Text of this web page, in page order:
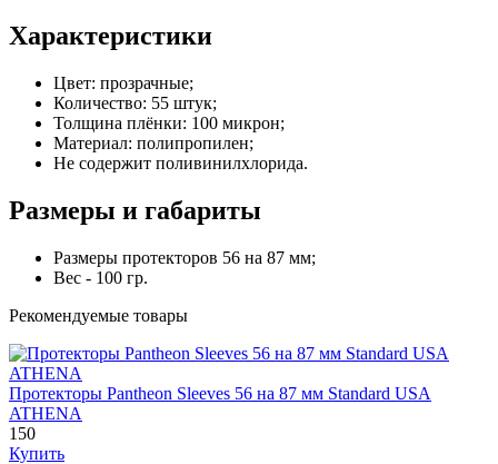
Характеристики
Цвет: прозрачные;
Количество: 55 штук;
Толщина плёнки: 100 микрон;
Материал: полипропилен;
Не содержит поливинилхлорида.
Размеры и габариты
Размеры протекторов 56 на 87 мм;
Вес - 100 гр.
Рекомендуемые товары
Протекторы Pantheon Sleeves 56 на 87 мм Standard USA
ATHENA
150
Купить